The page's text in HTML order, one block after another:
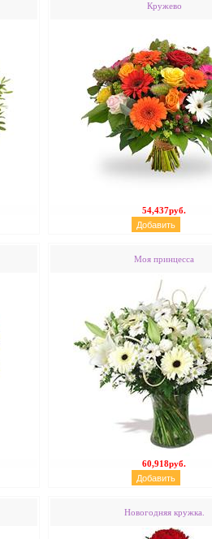
Кружево
54,437руб.
Моя принцесса
60,918руб.
Новогодняя кружка.